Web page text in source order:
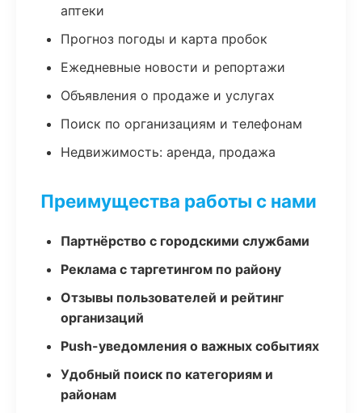
аптеки
Прогноз погоды и карта пробок
Ежедневные новости и репортажи
Объявления о продаже и услугах
Поиск по организациям и телефонам
Недвижимость: аренда, продажа
Преимущества работы с нами
Партнёрство с городскими службами
Реклама с таргетингом по району
Отзывы пользователей и рейтинг
организаций
Push-уведомления о важных событиях
Удобный поиск по категориям и
районам